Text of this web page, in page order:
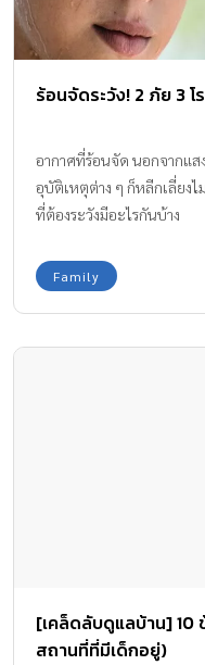
ร้อนจัดระวัง! 2 ภัย 3 โ
อากาศที่ร้อนจัด นอกจากแส
อุบัติเหตุต่าง ๆ ก็หลีกเลี่ยง
ที่ต้องระวังมีอะไรกันบ้าง
Family
[เคล็ดลับดูแลบ้าน] 10
สถานที่ที่มีเด็กอยู่)